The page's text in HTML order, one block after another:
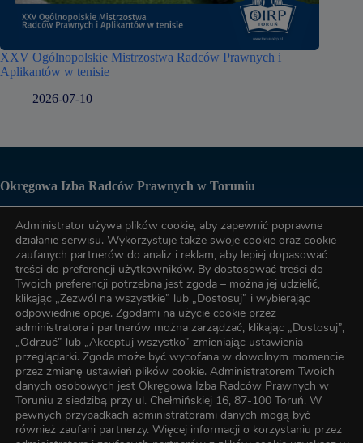
XXV Ogólnopolskie Mistrzostwa Radców Prawnych i
Aplikantów w tenisie
2026-07-10
Okręgowa Izba Radców Prawnych w Toruniu
Biuro OIRP
tel. (56) 622-89-17
tel. (56) 622-89-17
e-mail:oirp@torun.oirp.pl
e-mail:szkolenia@torun.oirp.pl
W Okręgowej Izbie Radców Prawnych w Toruniu został
Administrator używa plików cookie, aby zapewnić poprawne
działanie serwisu. Wykorzystuje także swoje cookie oraz cookie
zaufanych partnerów do analiz i reklam, aby lepiej dopasować
treści do preferencji użytkowników. By dostosować treści do
Twoich preferencji potrzebna jest zgoda – można jej udzielić,
klikając „Zezwól na wszystkie” lub „Dostosuj” i wybierając
odpowiednie opcje. Zgodami na użycie cookie przez
administratora i partnerów można zarządzać, klikając „Dostosuj”,
„Odrzuć” lub „Akceptuj wszystko” zmieniając ustawienia
przeglądarki. Zgoda może być wycofana w dowolnym momencie
przez zmianę ustawień plików cookie. Administratorem Twoich
danych osobowych jest Okręgowa Izba Radców Prawnych w
Toruniu z siedzibą przy ul. Chełmińskiej 16, 87-100 Toruń. W
pewnych przypadkach administratorami danych mogą być
również zaufani partnerzy. Więcej informacji o korzystaniu przez